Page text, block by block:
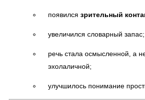
появился зрительный
увеличился словарный запас;
речь стала осмысленной, а
эхолаличной;
улучшилось понимание